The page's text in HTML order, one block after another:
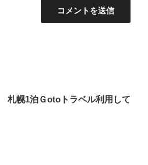
札幌1泊Ｇotoトラベル利用して